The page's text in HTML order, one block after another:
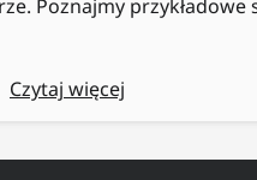
Poznajmy przykładowe
Czytaj więcej